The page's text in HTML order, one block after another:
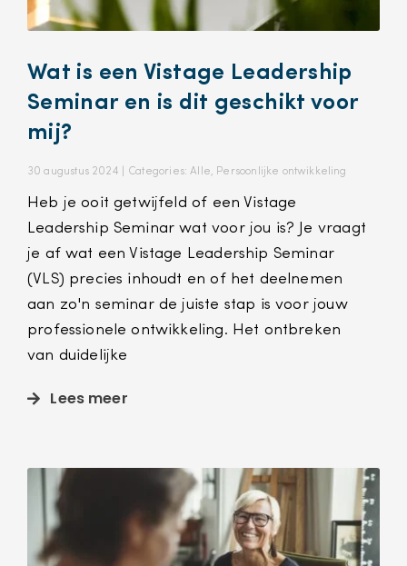
Wat is een Vistage Leadership
Seminar en is dit geschikt voor
mij?
30 augustus 2024 | Categories:Alle, Persoonlijke ontwikkeling
Heb je ooit getwijfeld of een Vistage
Leadership Seminar wat voor jou is? Je vraagt
je af wat een Vistage Leadership Seminar
(VLS) precies inhoudt en of het deelnemen
aan zo'n seminar de juiste stap is voor jouw
professionele ontwikkeling. Het ontbreken
van duidelijke
Lees meer